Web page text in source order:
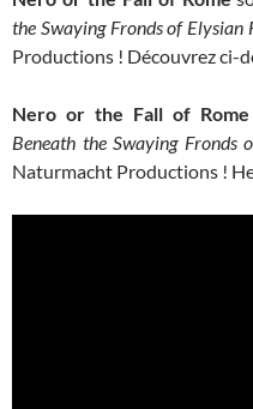
the Swaying Fronds of Elysian
Productions ! Découvrez ci-
Nero or the Fall of Rome
Beneath the Swaying Fronds
Naturmacht Productions !